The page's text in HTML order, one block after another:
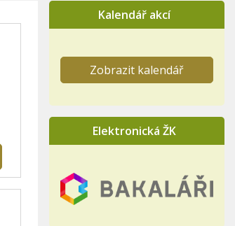
Kalendář akcí
Zobrazit kalendář
Elektronická ŽK